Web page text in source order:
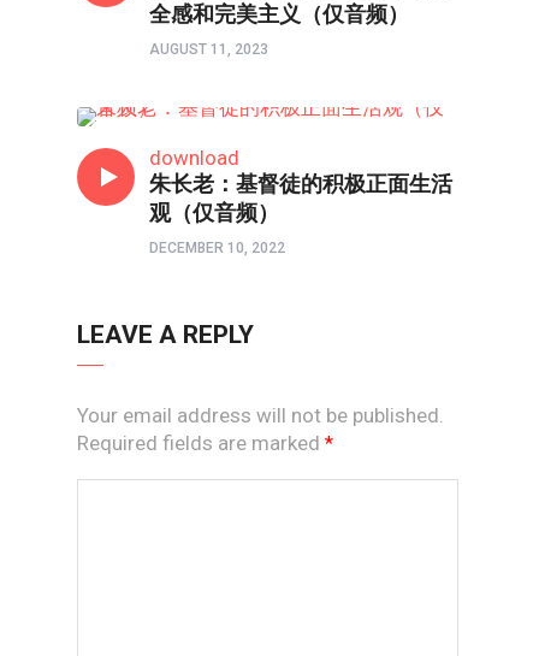
全感和完美主义（仅音频）
AUGUST 11, 2023
download
朱长老：基督徒的积极正面生活
观（仅音频）
DECEMBER 10, 2022
LEAVE A REPLY
Your email address will not be published.
Required fields are marked *